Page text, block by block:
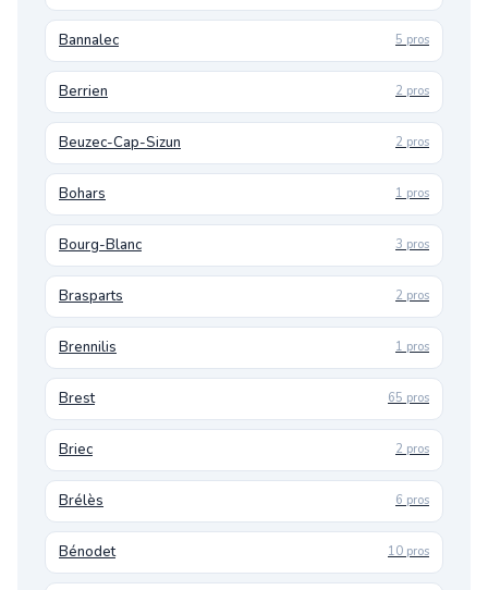
Bannalec 5 pros
Berrien 2 pros
Beuzec-Cap-Sizun 2 pros
Bohars 1 pros
Bourg-Blanc 3 pros
Brasparts 2 pros
Brennilis 1 pros
Brest 65 pros
Briec 2 pros
Brélès 6 pros
Bénodet 10 pros